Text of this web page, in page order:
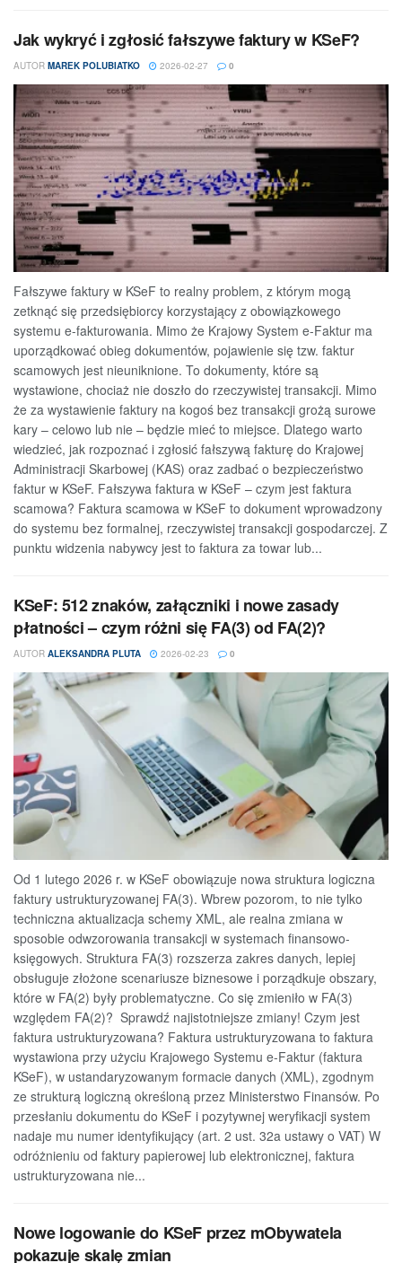
Jak wykryć i zgłosić fałszywe faktury w KSeF?
AUTOR MAREK POLUBIATKO 2026-02-27 0
Fałszywe faktury w KSeF to realny problem, z którym mogą
zetknąć się przedsiębiorcy korzystający z obowiązkowego
systemu e-fakturowania. Mimo że Krajowy System e-Faktur ma
uporządkować obieg dokumentów, pojawienie się tzw. faktur
scamowych jest nieuniknione. To dokumenty, które są
wystawione, chociaż nie doszło do rzeczywistej transakcji. Mimo
że za wystawienie faktury na kogoś bez transakcji grożą surowe
kary – celowo lub nie – będzie mieć to miejsce. Dlatego warto
wiedzieć, jak rozpoznać i zgłosić fałszywą fakturę do Krajowej
Administracji Skarbowej (KAS) oraz zadbać o bezpieczeństwo
faktur w KSeF. Fałszywa faktura w KSeF – czym jest faktura
scamowa? Faktura scamowa w KSeF to dokument wprowadzony
do systemu bez formalnej, rzeczywistej transakcji gospodarczej. Z
punktu widzenia nabywcy jest to faktura za towar lub...
KSeF: 512 znaków, załączniki i nowe zasady
płatności – czym różni się FA(3) od FA(2)?
AUTOR ALEKSANDRA PLUTA 2026-02-23 0
Od 1 lutego 2026 r. w KSeF obowiązuje nowa struktura logiczna
faktury ustrukturyzowanej FA(3). Wbrew pozorom, to nie tylko
techniczna aktualizacja schemy XML, ale realna zmiana w
sposobie odwzorowania transakcji w systemach finansowo-
księgowych. Struktura FA(3) rozszerza zakres danych, lepiej
obsługuje złożone scenariusze biznesowe i porządkuje obszary,
które w FA(2) były problematyczne. Co się zmieniło w FA(3)
względem FA(2)? Sprawdź najistotniejsze zmiany! Czym jest
faktura ustrukturyzowana? Faktura ustrukturyzowana to faktura
wystawiona przy użyciu Krajowego Systemu e-Faktur (faktura
KSeF), w ustandaryzowanym formacie danych (XML), zgodnym
ze strukturą logiczną określoną przez Ministerstwo Finansów. Po
przesłaniu dokumentu do KSeF i pozytywnej weryfikacji system
nadaje mu numer identyfikujący (art. 2 ust. 32a ustawy o VAT) W
odróżnieniu od faktury papierowej lub elektronicznej, faktura
ustrukturyzowana nie...
Nowe logowanie do KSeF przez mObywatela
pokazuje skalę zmian